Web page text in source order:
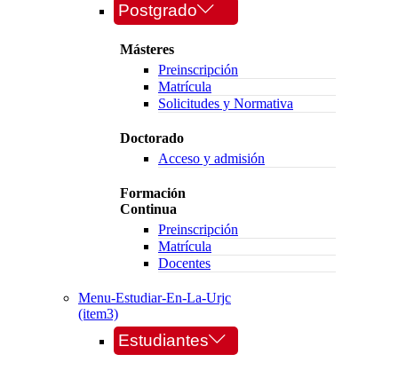
Postgrado
Másteres
Preinscripción
Matrícula
Solicitudes y Normativa
Doctorado
Acceso y admisión
Formación
Continua
Preinscripción
Matrícula
Docentes
Menu-Estudiar-En-La-Urjc
(item3)
Estudiantes